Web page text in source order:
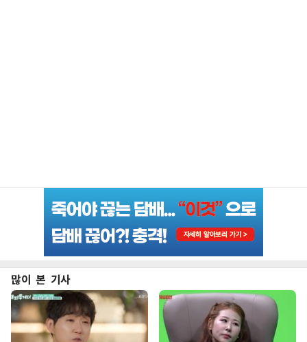
많이 본 기사